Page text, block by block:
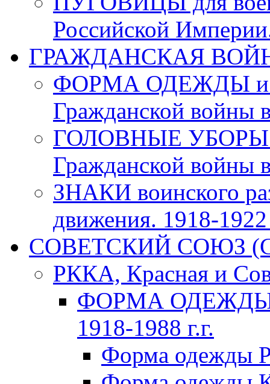
Российской
ГРАЖДАНСКАЯ ВОЙНА
ФОРМА ОДЕЖДЫ и
Гражданской войны
ГОЛОВНЫЕ УБОРЫ
Гражданской войны
ЗНАКИ воинского
движения. 1918-1922
СОВЕТСКИЙ СОЮЗ
РККА, Красная и
ФОРМА ОДЕЖДЫ
1918-1988 г.г.
Форма одежды